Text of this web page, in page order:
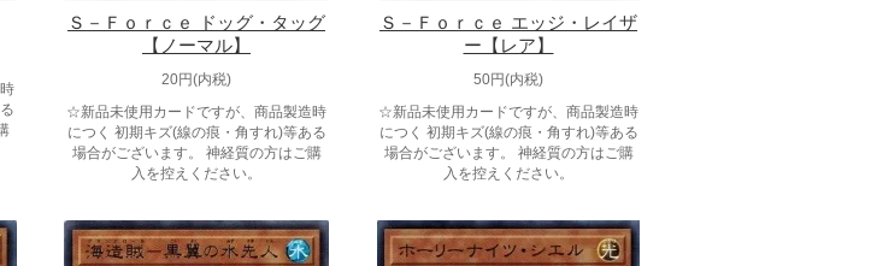
Ｓ－Ｆｏｒｃｅ ドッグ・タッグ
【ノーマル】
20円(内税)
☆新品未使用カードですが、商品製造時
につく 初期キズ(線の痕・角すれ)等ある
場合がございます。 神経質の方はご購
入を控えください。
Ｓ－Ｆｏｒｃｅ エッジ・レイザ
ー【レア】
50円(内税)
☆新品未使用カードですが、商品製造時
につく 初期キズ(線の痕・角すれ)等ある
場合がございます。 神経質の方はご購
入を控えください。